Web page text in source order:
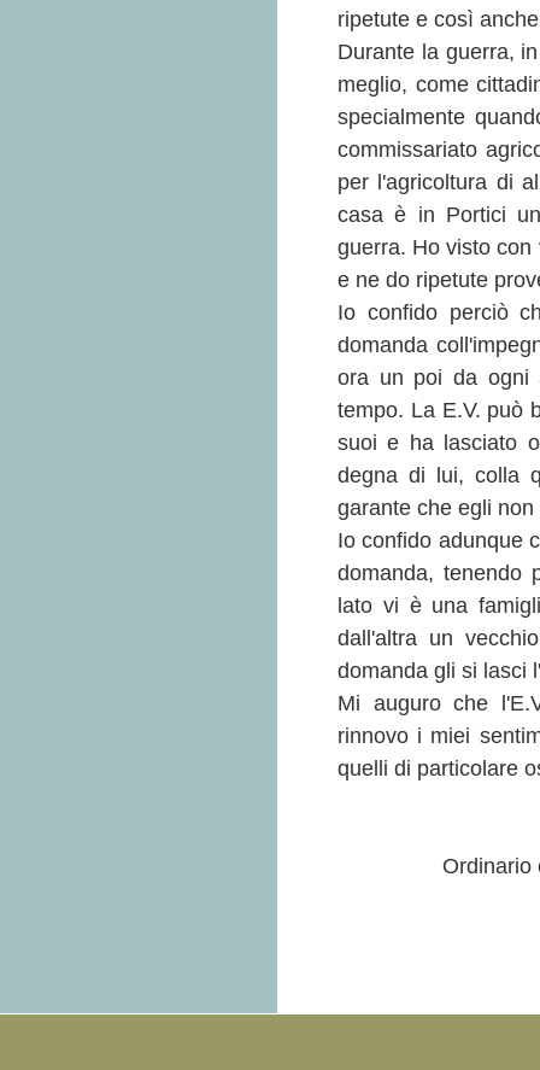
ripetute e così
Durante la guerra,
meglio, come
specialmente
commissariato
per l'agricoltura di
casa è in Portici
guerra. Ho visto
e ne do ripetute
Io confido perciò
domanda
ora un poi da ogni
tempo. La E.V. può
suoi e ha lasciato
degna di lui, colla
garante che egli
Io confido adunque
domanda, tenendo
lato vi è una
dall'altra un
domanda gli si lasci
Mi auguro che
rinnovo i miei
quelli di particolare
Ordinario